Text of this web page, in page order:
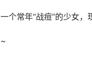
个常年“战痘”的少女